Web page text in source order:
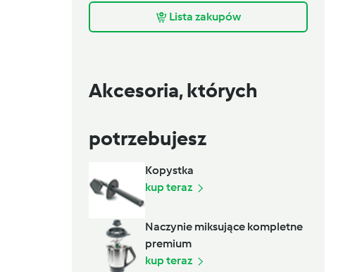
Lista zakupów
Akcesoria, których
potrzebujesz
Kopystka
kup teraz
Naczynie miksujące kompletne
premium
kup teraz